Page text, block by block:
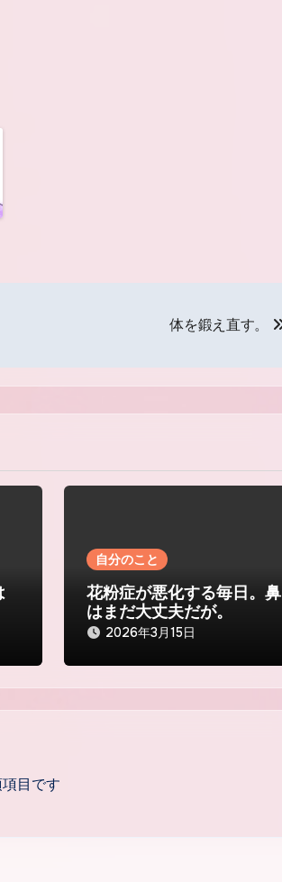
体を鍛え直す。
自分のこと
花粉症が悪化する毎日。鼻
はまだ大丈夫だが。
2026年3月15日
目です